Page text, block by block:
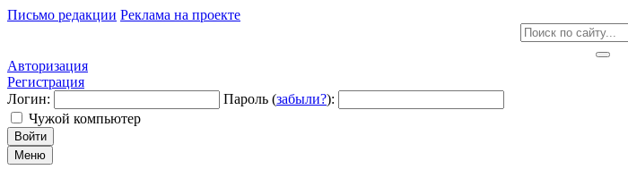
Письмо редакции Реклама на проекте
Авторизация
Регистрация
Логин:
Пароль (забыли?):
Чужой компьютер
Войти
Меню